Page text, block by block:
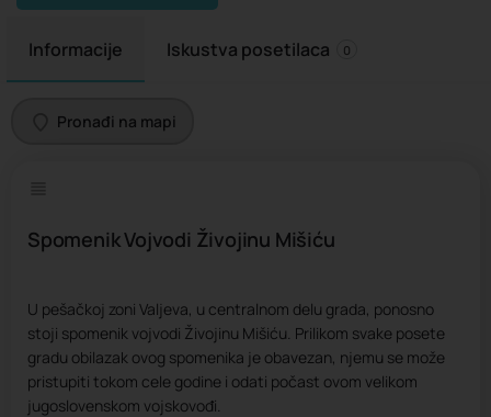
Informacije Iskustva posetilaca 0
Pronađi na mapi
Spomenik Vojvodi Živojinu Mišiću
U pešačkoj zoni Valjeva, u centralnom delu grada, ponosno
stoji spomenik vojvodi Živojinu Mišiću. Prilikom svake posete
gradu obilazak ovog spomenika je obavezan, njemu se može
pristupiti tokom cele godine i odati počast ovom velikom
jugoslovenskom vojskovođi.